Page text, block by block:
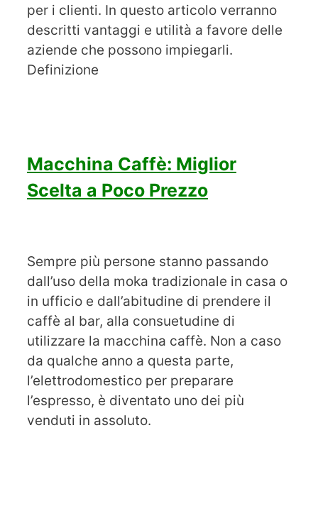
per i clienti. In questo articolo verranno
descritti vantaggi e utilità a favore delle
aziende che possono impiegarli.
Definizione
Macchina Caffè: Miglior
Scelta a Poco Prezzo
Sempre più persone stanno passando
dall’uso della moka tradizionale in casa o
in ufficio e dall’abitudine di prendere il
caffè al bar, alla consuetudine di
utilizzare la macchina caffè. Non a caso
da qualche anno a questa parte,
l’elettrodomestico per preparare
l’espresso, è diventato uno dei più
venduti in assoluto.